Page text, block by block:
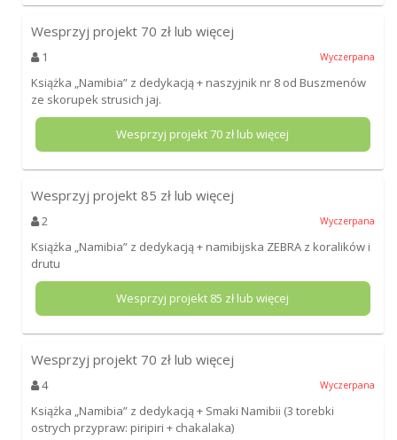
Wesprzyj projekt 70 zł lub więcej
1 Wyczerpana
Książka „Namibia” z dedykacją + naszyjnik nr 8 od Buszmenów
ze skorupek strusich jaj.
Wesprzyj projekt70 zł lub więcej
Wesprzyj projekt 85 zł lub więcej
2 Wyczerpana
Książka „Namibia” z dedykacją + namibijska ZEBRA z koralików i
drutu
Wesprzyj projekt 85 zł lub więcej
Wesprzyj projekt 70 zł lub więcej
4 Wyczerpana
Książka „Namibia” z dedykacją + Smaki Namibii (3 torebki
ostrych przypraw: piripiri + chakalaka)